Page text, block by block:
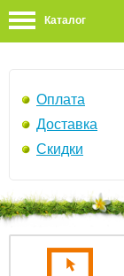
Каталог
Оплата
Доставка
Скидки